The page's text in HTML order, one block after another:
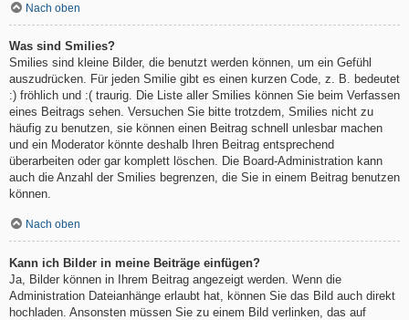
Nach oben
Was sind Smilies?
Smilies sind kleine Bilder, die benutzt werden können, um ein Gefühl
auszudrücken. Für jeden Smilie gibt es einen kurzen Code, z. B. bedeutet
:) fröhlich und :( traurig. Die Liste aller Smilies können Sie beim Verfassen
eines Beitrags sehen. Versuchen Sie bitte trotzdem, Smilies nicht zu
häufig zu benutzen, sie können einen Beitrag schnell unlesbar machen
und ein Moderator könnte deshalb Ihren Beitrag entsprechend
überarbeiten oder gar komplett löschen. Die Board-Administration kann
auch die Anzahl der Smilies begrenzen, die Sie in einem Beitrag benutzen
können.
Nach oben
Kann ich Bilder in meine Beiträge einfügen?
Ja, Bilder können in Ihrem Beitrag angezeigt werden. Wenn die
Administration Dateianhänge erlaubt hat, können Sie das Bild auch direkt
hochladen. Ansonsten müssen Sie zu einem Bild verlinken, das auf